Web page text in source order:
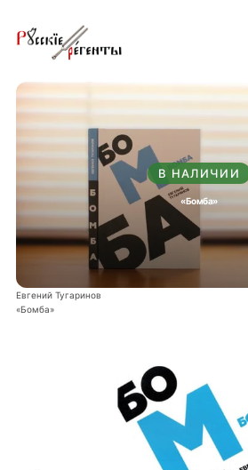
В НАЛИЧИИ
«Бомба»
Евгений Тугаринов
«Бомба»